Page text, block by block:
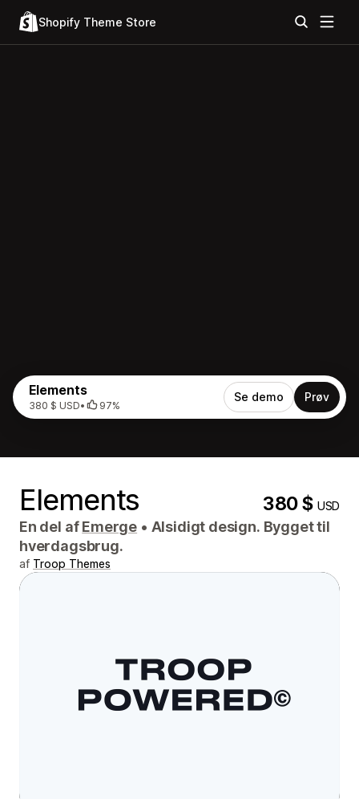
Shopify Theme Store
Elements
380 $ USD• 97%
Se demo Prøv
Elements 380 $USD
En del afEmerge • Alsidigt design. Bygget til
hverdagsbrug.
af Troop Themes